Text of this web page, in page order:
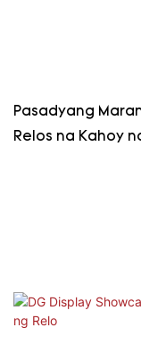
Pasadyang
Relos na Kahoy